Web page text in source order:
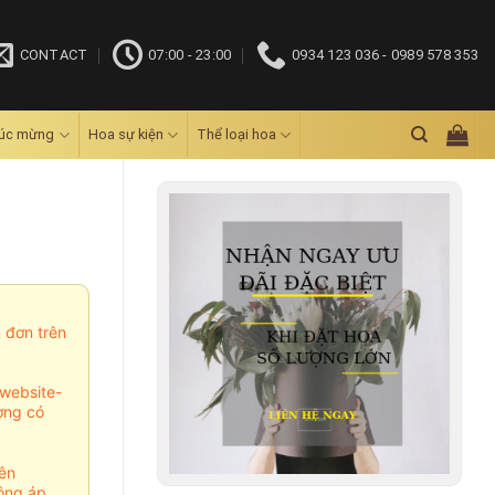
CONTACT 07:00 - 23:00 0934 123 036 - 0989 578 353
mừng Hoa sự kiện Thể loại hoa
đơn trên
có